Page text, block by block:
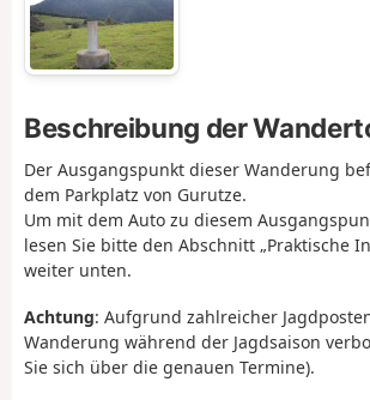
Beschreibung der
Der Ausgangspunkt dieser Wanderung
dem Parkplatz von Gurutze.
Um mit dem Auto zu diesem
lesen Sie bitte den Abschnitt „Praktische
weiter unten.
Achtung: Aufgrund zahlreicher
Wanderung während der Jagdsaison
Sie sich über die genauen Termine).